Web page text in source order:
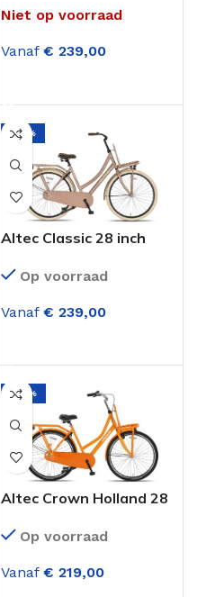
Army Green
Niet op voorraad
Vanaf € 239,00
-25%
Altec Classic 28 inch
Lavender
Op voorraad
Vanaf € 239,00
-27%
Altec Crown Holland 28
Dame Burned Orange
Op voorraad
Vanaf € 219,00